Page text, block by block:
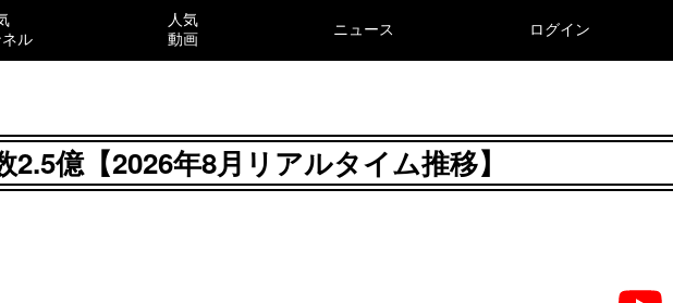
ル
人気
動画
ニュース ログイン
億【2026年8月リアルタイム推移】